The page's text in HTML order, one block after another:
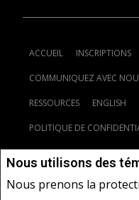
Nous utilisons des
Nous prenons la
ACCUEIL INSCRIPTIONS
COMMUNIQUEZ AVEC
RESSOURCES ENGLISH
POLITIQUE DE
CLAUSE DE NON-